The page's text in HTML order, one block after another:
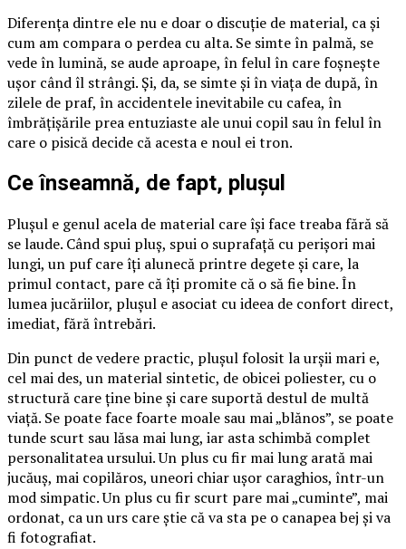
Diferența dintre ele nu e doar o discuție de material, ca și
cum am compara o perdea cu alta. Se simte în palmă, se
vede în lumină, se aude aproape, în felul în care foșnește
ușor când îl strângi. Și, da, se simte și în viața de după, în
zilele de praf, în accidentele inevitabile cu cafea, în
îmbrățișările prea entuziaste ale unui copil sau în felul în
care o pisică decide că acesta e noul ei tron.
Ce înseamnă, de fapt, plușul
Plușul e genul acela de material care își face treaba fără să
se laude. Când spui pluș, spui o suprafață cu perișori mai
lungi, un puf care îți alunecă printre degete și care, la
primul contact, pare că îți promite că o să fie bine. În
lumea jucăriilor, plușul e asociat cu ideea de confort direct,
imediat, fără întrebări.
Din punct de vedere practic, plușul folosit la urșii mari e,
cel mai des, un material sintetic, de obicei poliester, cu o
structură care ține bine și care suportă destul de multă
viață. Se poate face foarte moale sau mai „blănos”, se poate
tunde scurt sau lăsa mai lung, iar asta schimbă complet
personalitatea ursului. Un plus cu fir mai lung arată mai
jucăuș, mai copilăros, uneori chiar ușor caraghios, într-un
mod simpatic. Un plus cu fir scurt pare mai „cuminte”, mai
ordonat, ca un urs care știe că va sta pe o canapea bej și va
fi fotografiat.